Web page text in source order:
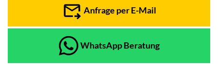
Anfrage per E-Mail
WhatsApp Beratung